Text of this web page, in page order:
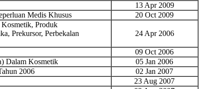
13 Apr 2009
Medis Khusus 20 Oct 2009
Kosmetik, Produk
Prekursor, Perbekalan
24 Apr 2006
09 Oct 2006
Dalam Kosmetik
05 Jan 2006
2006
02 Jan 2007
23 Aug 2007